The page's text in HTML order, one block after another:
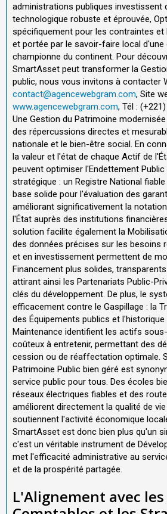
administrations publiques investissent
technologique robuste et éprouvée,
spécifiquement pour les contraintes
et portée par le savoir-faire local d'une
championne du continent. Pour
SmartAsset peut transformer la
public, nous vous invitons à contacter
contact@agencewebgram.com, Site
www.agencewebgram.com, Tél :
Une Gestion du Patrimoine
des répercussions directes et
nationale et le bien-être social. En
la valeur et l'état de chaque Actif de
peuvent optimiser l'Endettement Public
stratégique : un Registre National
base solide pour l'évaluation des
améliorant significativement la
l'État auprès des institutions
solution facilite également la
des données précises sur les besoins
et en investissement permettent de
Financement plus solides,
attirant ainsi les Partenariats Public-
clés du développement. De plus, le
efficacement contre le Gaspillage : la
des Équipements publics et
Maintenance identifient les actifs
coûteux à entretenir, permettant des
cession ou de réaffectation optimale.
Patrimoine Public bien géré est
service public pour tous. Des écoles
réseaux électriques fiables et des
améliorent directement la qualité de
soutiennent l'activité économique
SmartAsset est donc bien plus qu'un
c'est un véritable instrument de
met l'efficacité administrative au
et de la prospérité partagée.
L'Alignement avec